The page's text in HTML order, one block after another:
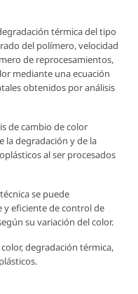
térmica del tipo
del polímero, velocidad
de reprocesamientos,
mediante una ecuación
obtenidos por análisis
de cambio de color
la degradación y de la
al ser procesados
se puede
y eficiente de control de
su variación del color.
degradación térmica,